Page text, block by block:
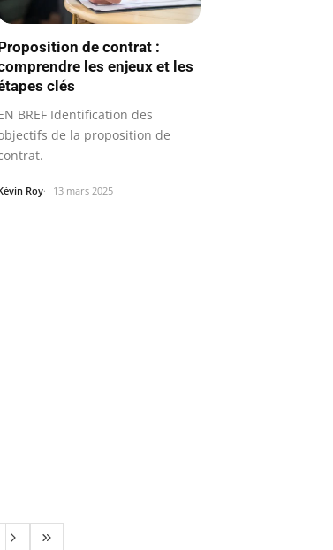
de contrat :
les enjeux et les
clés
BREF Identification des
de la proposition de
Roy 13 mars 2025